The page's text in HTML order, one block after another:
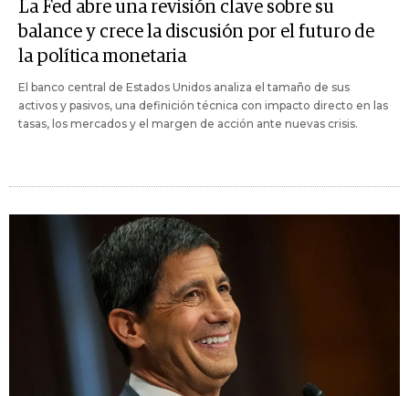
La Fed abre una revisión clave sobre su
balance y crece la discusión por el futuro de
la política monetaria
El banco central de Estados Unidos analiza el tamaño de sus
activos y pasivos, una definición técnica con impacto directo en las
tasas, los mercados y el margen de acción ante nuevas crisis.